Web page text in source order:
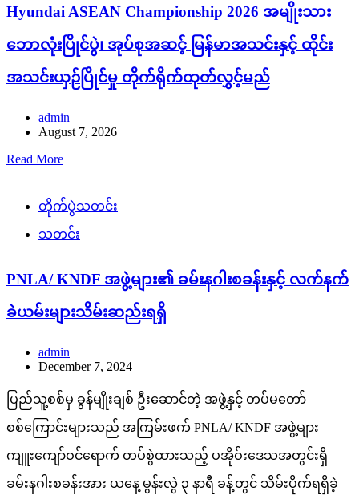
Hyundai ASEAN Championship 2026 အမျိုးသား
ဘောလုံးပြိုင်ပွဲ၊ အုပ်စုအဆင့် မြန်မာအသင်းနှင့် ထိုင်း
အသင်းယှဉ်ပြိုင်မှု တိုက်ရိုက်ထုတ်လွှင့်မည်
admin
August 7, 2026
Read More
တိုက်ပွဲသတင်း
သတင်း
PNLA/ KNDF အဖွဲ့များ၏ ခမ်းနဂါးစခန်းနှင့် လက်နက်
ခဲယမ်းများသိမ်းဆည်းရရှိ
admin
December 7, 2024
ပြည်သူ့စစ်မှ ခွန်မျိုးချစ် ဦးဆောင်တဲ့ အဖွဲ့နှင့် တပ်မတော်
စစ်ကြောင်းများသည် အကြမ်းဖက် PNLA/ KNDF အဖွဲ့များ
ကျူးကျော်ဝင်ရောက် တပ်စွဲထားသည့် ပအိုဝ်းဒေသအတွင်းရှိ
ခမ်းနဂါးစခန်းအား ယနေ့ မွန်းလွဲ ၃ နာရီ ခန့်တွင် သိမ်းပိုက်ရရှိခဲ့